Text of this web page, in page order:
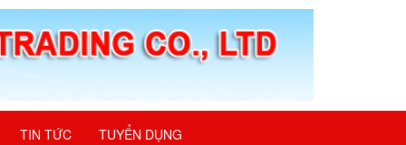
TIN TỨC TUYỂN DỤNG